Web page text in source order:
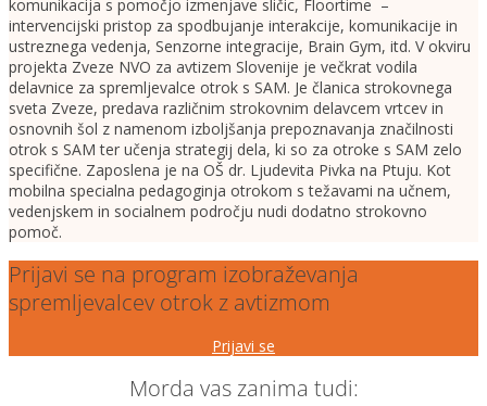
komunikacija s pomočjo izmenjave sličic, Floortime –
intervencijski pristop za spodbujanje interakcije, komunikacije in
ustreznega vedenja, Senzorne integracije, Brain Gym, itd. V okviru
projekta Zveze NVO za avtizem Slovenije je večkrat vodila
delavnice za spremljevalce otrok s SAM. Je članica strokovnega
sveta Zveze, predava različnim strokovnim delavcem vrtcev in
osnovnih šol z namenom izboljšanja prepoznavanja značilnosti
otrok s SAM ter učenja strategij dela, ki so za otroke s SAM zelo
specifične. Zaposlena je na OŠ dr. Ljudevita Pivka na Ptuju. Kot
mobilna specialna pedagoginja otrokom s težavami na učnem,
vedenjskem in socialnem področju nudi dodatno strokovno
pomoč.
Prijavi se na program izobraževanja
spremljevalcev otrok z avtizmom
Prijavi se
Morda vas zanima tudi: